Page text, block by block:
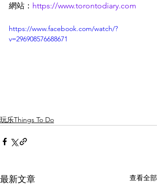
網站： https://www.torontodiary.com
https://www.facebook.com/watch/?
v=296908576688671
玩乐Things To Do
最新文章 查看全部